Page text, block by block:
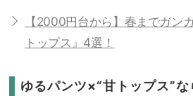
【2000円台から】春までガン
トップス』4選！
ゆるパンツ×“甘トップス”な